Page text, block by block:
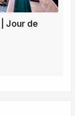
Jour de